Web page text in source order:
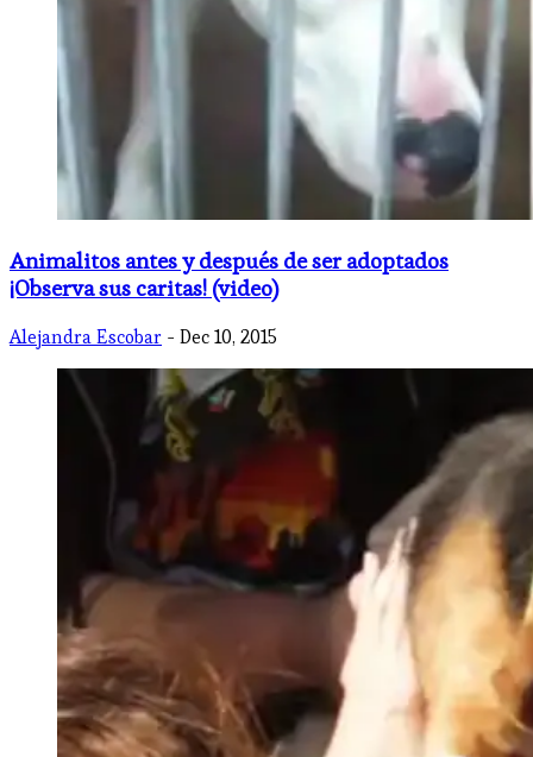
Animalitos antes y después de ser adoptados
¡Observa sus caritas! (video)
Alejandra Escobar - Dec 10, 2015